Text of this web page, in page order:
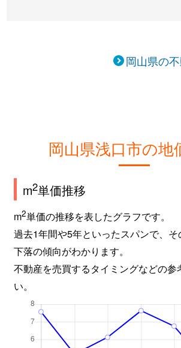
岡山県の
岡山県浅口市の地
m2単価推移
m2単価の推移を表したグラフです。
過去1年間や5年といったスパンで、そ
下落の傾向がわかります。
不動産を売買するタイミングなどの参
い。